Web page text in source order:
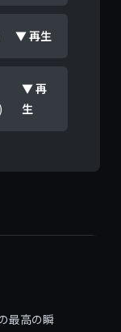
▼ 再生
▼ 再
生
最高の瞬